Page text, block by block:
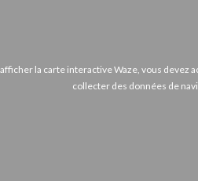
la carte interactive Waze, vous devez
collecter des données de